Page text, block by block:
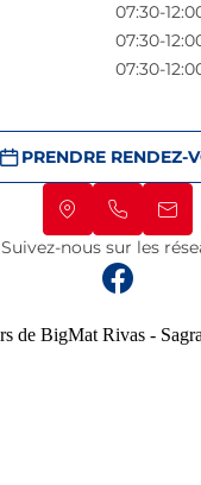
07:30-
07:30-
07:30-
PRENDRE RENDEZ-
Suivez-nous sur les